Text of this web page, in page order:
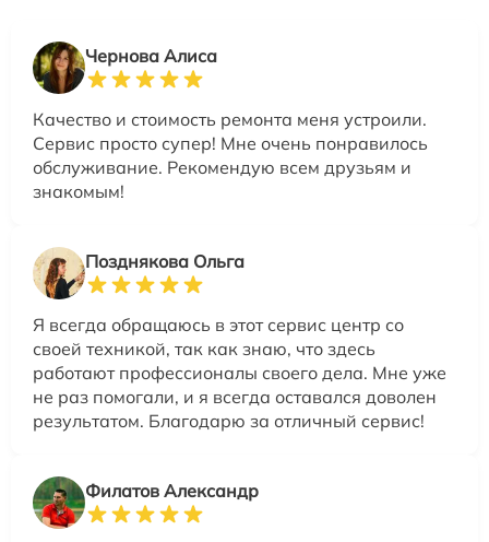
Чернова Алиса
Качество и стоимость ремонта меня устроили.
Сервис просто супер! Мне очень понравилось
обслуживание. Рекомендую всем друзьям и
знакомым!
Позднякова Ольга
Я всегда обращаюсь в этот сервис центр со
своей техникой, так как знаю, что здесь
работают профессионалы своего дела. Мне уже
не раз помогали, и я всегда оставался доволен
результатом. Благодарю за отличный сервис!
Филатов Александр